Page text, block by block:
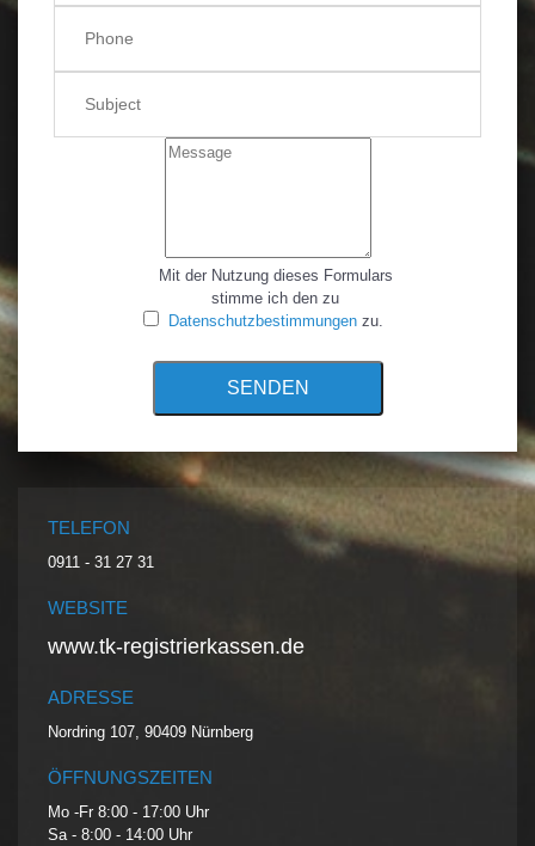
Mit der Nutzung dieses Formulars
stimme ich den zu
Datenschutzbestimmungen zu.
SENDEN
TELEFON
0911 - 31 27 31
WEBSITE
www.tk-registrierkassen.de
ADRESSE
Nordring 107, 90409 Nürnberg
ÖFFNUNGSZEITEN
Mo -Fr 8:00 - 17:00 Uhr
Sa - 8:00 - 14:00 Uhr